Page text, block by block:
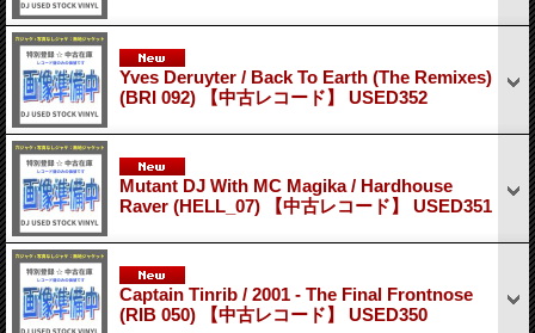
Yves Deruyter / Back To Earth (The Remixes)
(BRI 092) 【中古レコード】 USED352
Mutant DJ With MC Magika / Hardhouse
Raver (HELL_07) 【中古レコード】 USED351
Captain Tinrib / 2001 - The Final Frontnose
(RIB 050) 【中古レコード】 USED350